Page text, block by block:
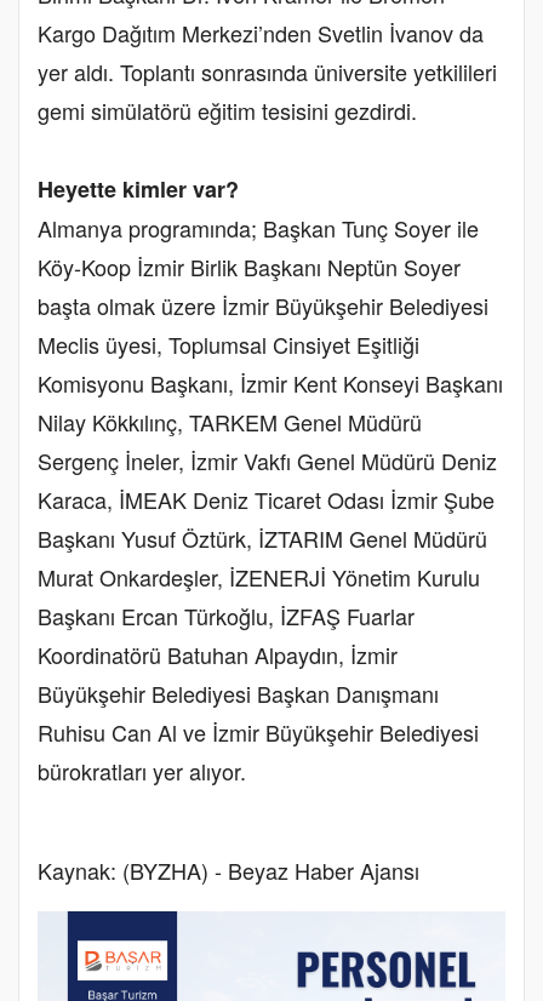
Kargo Dağıtım Merkezi’nden Svetlin İvanov da
yer aldı. Toplantı sonrasında üniversite yetkilileri
gemi simülatörü eğitim tesisini gezdirdi.
Heyette kimler var?
Almanya programında; Başkan Tunç Soyer ile
Köy-Koop İzmir Birlik Başkanı Neptün Soyer
başta olmak üzere İzmir Büyükşehir Belediyesi
Meclis üyesi, Toplumsal Cinsiyet Eşitliği
Komisyonu Başkanı, İzmir Kent Konseyi Başkanı
Nilay Kökkılınç, TARKEM Genel Müdürü
Sergenç İneler, İzmir Vakfı Genel Müdürü Deniz
Karaca, İMEAK Deniz Ticaret Odası İzmir Şube
Başkanı Yusuf Öztürk, İZTARIM Genel Müdürü
Murat Onkardeşler, İZENERJİ Yönetim Kurulu
Başkanı Ercan Türkoğlu, İZFAŞ Fuarlar
Koordinatörü Batuhan Alpaydın, İzmir
Büyükşehir Belediyesi Başkan Danışmanı
Ruhisu Can Al ve İzmir Büyükşehir Belediyesi
bürokratları yer alıyor.
Kaynak: (BYZHA) - Beyaz Haber Ajansı